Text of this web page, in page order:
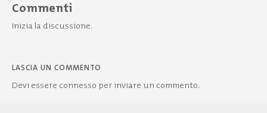
Commenti
Inizia la discussione.
LASCIA UN COMMENTO
Devi essere connesso per inviare un commento.